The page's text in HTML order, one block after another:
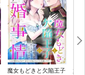
魔女もどきと欠陥王子
婚